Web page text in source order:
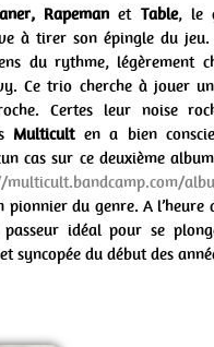
Rapeman et Table, le
à tirer son épingle du jeu.
du rythme, légèrement
Ce trio cherche à jouer
Certes leur noise
Multiculten a bien
cas sur ce deuxième
pionnier du genre. A l’heure
idéal pour se
syncopée du début des